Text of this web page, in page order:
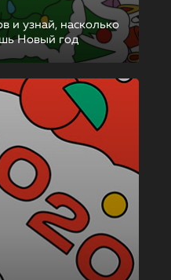
и узнай, насколько
Новый год